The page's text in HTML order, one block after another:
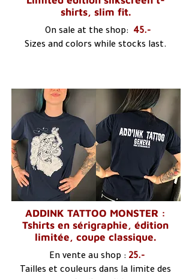
shirts, slim fit.
On sale at the shop:
45.-
Sizes and colors while stocks last.
ADDINK TATTOO MONSTER :
Tshirts en sérigraphie, édition
limitée, coupe classique.
En vente au shop : 25.-
Tailles et couleurs dans la limite des